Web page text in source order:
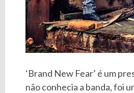
‘Brand New Fear’ é um
não conhecia a banda, foi